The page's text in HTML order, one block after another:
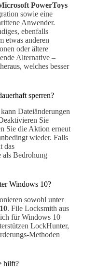
PowerToys
sowie eine
Anwender.
ebenfalls
etwas anderen
oder ältere
Alternative –
welches besser
sperren?
Dateiänderungen
Sie
Sie die Aktion erneut
wieder. Falls
das
als Bedrohung
Windows 10?
sowohl unter
. File Locksmith aus
für Windows 10
LockHunter,
Methoden
hilft?